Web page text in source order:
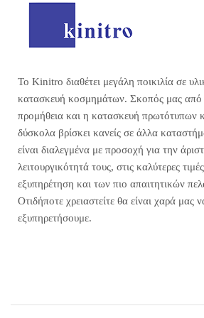
Το Kinitro διαθέτει μεγάλη ποικιλία σε
κατασκευή κοσμημάτων. Σκοπός μας από
προμήθεια και η κατασκευή πρωτότυπων
δύσκολα βρίσκει κανείς σε άλλα
είναι διαλεγμένα με προσοχή για την
λειτουργικότητά τους, στις καλύτερες
εξυπηρέτηση και των πιο απαιτητικών
Οτιδήποτε χρειαστείτε θα είναι χαρά
εξυπηρετήσουμε.